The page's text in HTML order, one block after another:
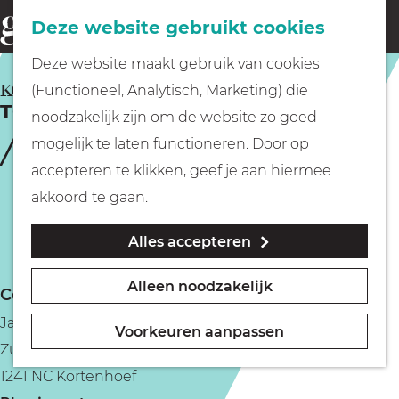
Deze website gebruikt cookies
Deze website maakt gebruik van cookies
(Functioneel, Analytisch, Marketing) die
noodzakelijk zijn om de website zo goed
mogelijk te laten functioneren. Door op
accepteren te klikken, geef je aan hiermee
akkoord te gaan.
Alles accepteren
Alleen noodzakelijk
Voorkeuren aanpassen
G
a
n
a
o
m
e
p
Fietsen
Wandelen
Geocachen
Naar het museum
o
e
k
e
n
TOP Ottenhome
KORTENHOEF
Contact
Jachthaven Ottenhome
Zuwe 20
1241 NC Kortenhoef